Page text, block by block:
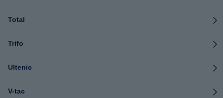
Total
Trifo
Ultenic
V-tac